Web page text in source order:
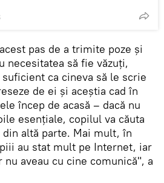
pas de a trimite poze și
necesitatea să fie văzuți,
ca cineva să le scrie
de ei și aceștia cad în
încep de acasă – dacă nu
esențiale, copilul va căuta
altă parte. Mai mult, în
au stat mult pe Internet, iar
aveau cu cine comunică", a